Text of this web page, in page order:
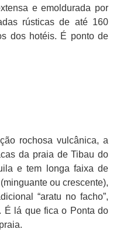
e emoldurada por
rústicas de até 160
dos hotéis. É ponto de
rochosa vulcânica, a
da praia de Tibau do
e tem longa faixa de
ou crescente),
“aratu no facho”,
É lá que fica o Ponta do